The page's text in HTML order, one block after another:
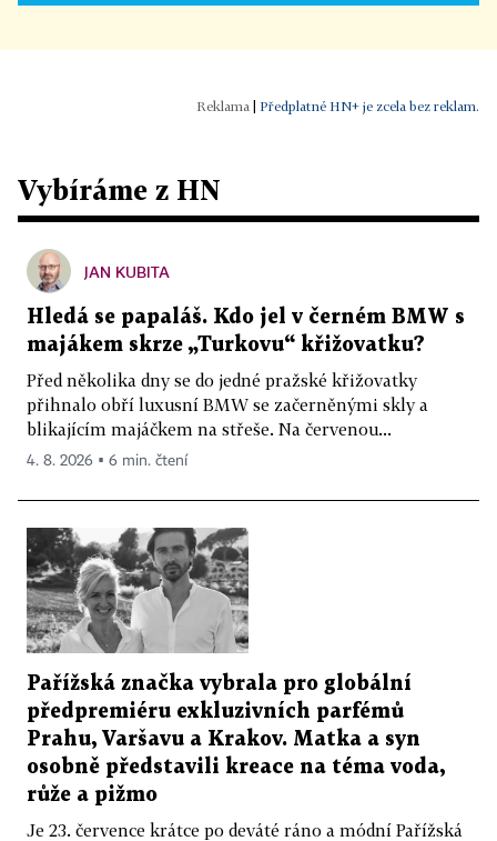
Předplatné HN+ je zcela bez reklam.
Vybíráme z HN
JAN KUBITA
Hledá se papaláš. Kdo jel v černém BMW s
majákem skrze „Turkovu“ křižovatku?
Před několika dny se do jedné pražské křižovatky
přihnalo obří luxusní BMW se začerněnými skly a
blikajícím majáčkem na střeše. Na červenou...
4. 8. 2026 ▪ 6 min. čtení
Pařížská značka vybrala pro globální
předpremiéru exkluzivních parfémů
Prahu, Varšavu a Krakov. Matka a syn
osobně představili kreace na téma voda,
růže a pižmo
Je 23. července krátce po deváté ráno a módní Pařížská